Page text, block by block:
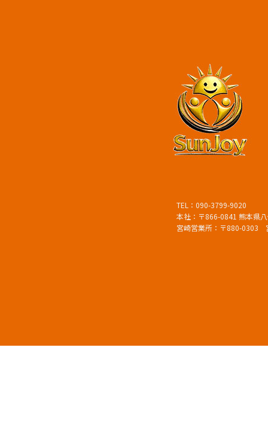
TEL：090-3799-9020
本社：〒866-0841 熊本県
宮崎営業所：〒880-0303